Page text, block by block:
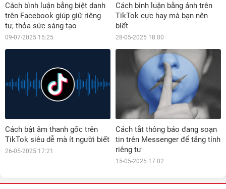
Cách bình luận bằng biệt danh
trên Facebook giúp giữ riêng
tư, thỏa sức sáng tạo
09-07-2025 15:25
Cách bình luận bằng ảnh trên
TikTok cực hay mà bạn nên
biết
28-05-2025 18:00
Cách bật âm thanh gốc trên
TikTok siêu dễ mà ít người biết
26-05-2025 17:21
Cách tắt thông báo đang soạn
tin trên Messenger để tăng tính
riêng tư
15-05-2025 17:02